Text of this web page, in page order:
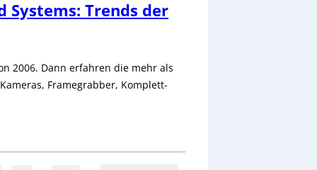
Systems: Trends der
2006. Dann erfahren die mehr als
Framegrabber, Komplett-